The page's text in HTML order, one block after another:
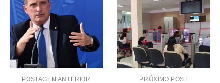
POSTAGEM ANTERIOR PRÓXIMO POST